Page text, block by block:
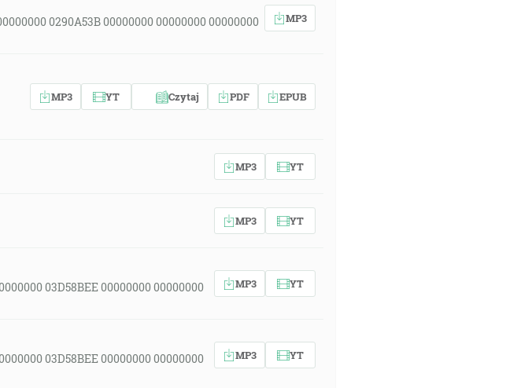
0290A53B 00000000 00000000 00000000
MP3
MP3 YT Czytaj PDF EPUB
MP3 YT
MP3 YT
03D58BEE 00000000 00000000
MP3 YT
03D58BEE 00000000 00000000
MP3 YT